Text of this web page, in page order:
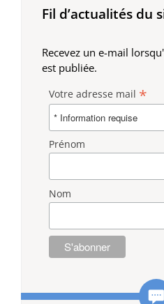
Fil d’actualités du
Recevez un e-mail
est publiée.
Votre adresse mail *
Prénom
Nom